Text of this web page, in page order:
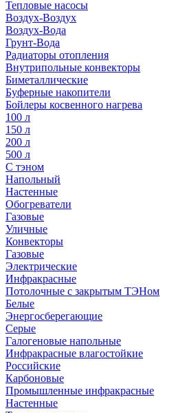
Тепловые насосы
Воздух-Воздух
Воздух-Вода
Грунт-Вода
Радиаторы отопления
Внутрипольные конвекторы
Биметаллические
Буферные накопители
Бойлеры косвенного нагрева
100 л
150 л
200 л
500 л
С тэном
Напольный
Настенные
Обогреватели
Газовые
Уличные
Конвекторы
Газовые
Электрические
Инфракрасные
Потолочные с закрытым ТЭНом
Белые
Энергосберегающие
Серые
Галогеновые напольные
Инфракрасные влагостойкие
Российские
Карбоновые
Промышленные инфракрасные
Настенные